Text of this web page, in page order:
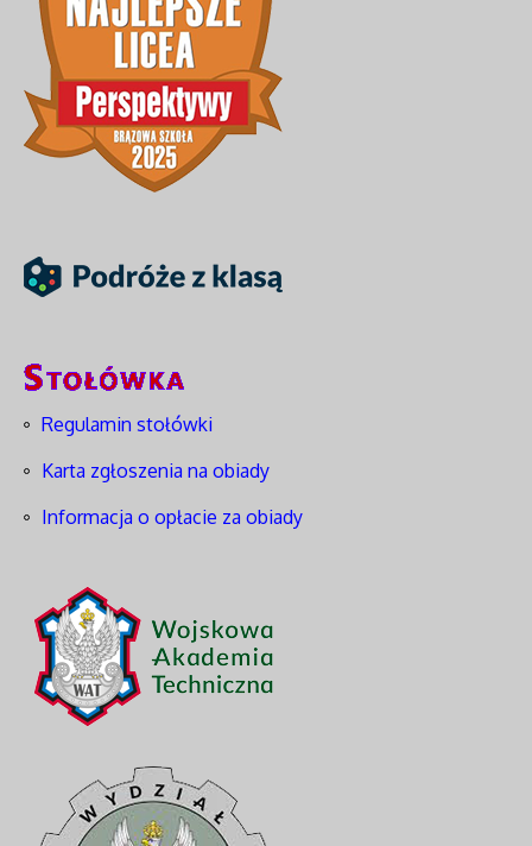
Regulamin stołówki
Karta zgłoszenia na obiady
Informacja o opłacie za obiady